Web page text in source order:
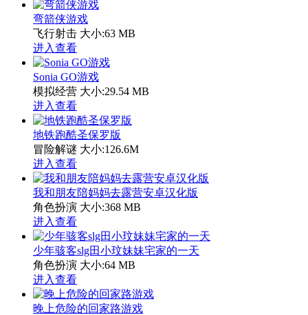
弯箭侠游戏
飞行射击 大小:63 MB
进入查看
Sonia GO游戏
模拟经营 大小:29.54 MB
进入查看
地铁跑酷圣保罗版
冒险解谜 大小:126.6M
进入查看
我和朋友陪妈妈去露营安卓汉化版
角色扮演 大小:368 MB
进入查看
少年骇客slg田小玟妹妹宅家的一天
角色扮演 大小:64 MB
进入查看
晚上危险的回家路游戏